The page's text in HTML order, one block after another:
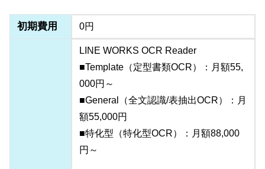
初期費用 0円
LINE WORKS OCR Reader
■Template（定型書類OCR）：月額55,
000円～
■General（全文認識/表抽出OCR）：月
額55,000円
■特化型（特化型OCR）：月額88,000
円～